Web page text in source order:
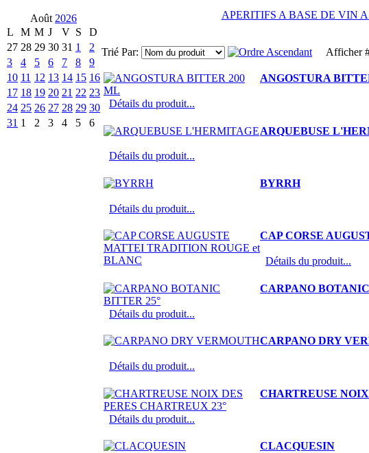
Août 2026
L
M M J V S
D
27 28 29 30 31 1
2
3
4 5 6 7 8
9
10 11 12 13 14 15 16
17 18 19 20 21 22 23
24 25 26 27 28 29 30
31 1 2 3 4 5 6
APERITIFS A BASE DE VIN
Trié Par: Afficher
ANGOSTURA
Détails du produit...
ARQUEBUSE
Détails du produit...
BYRRH
Détails du produit...
CAP CORSE
Détails du produit...
CARPANO
Détails du produit...
CARPANO DRY
Détails du produit...
CHARTREUSE
Détails du produit...
CLACQUESIN